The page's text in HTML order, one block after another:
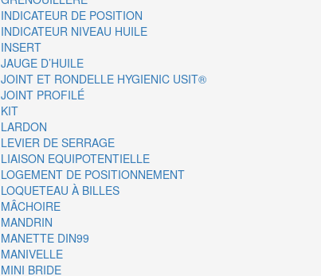
INDICATEUR DE POSITION
INDICATEUR NIVEAU HUILE
INSERT
JAUGE D’HUILE
JOINT ET RONDELLE HYGIENIC USIT®
JOINT PROFILÉ
KIT
LARDON
LEVIER DE SERRAGE
LIAISON EQUIPOTENTIELLE
LOGEMENT DE POSITIONNEMENT
LOQUETEAU À BILLES
MÂCHOIRE
MANDRIN
MANETTE DIN99
MANIVELLE
MINI BRIDE